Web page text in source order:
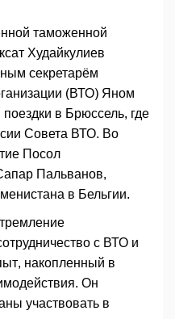
таможенной
Худайкулиев
секретарём
(ВТО) Яном
в Брюссель, где
Совета ВТО. Во
Посол
Пальванов,
в Бельгии.
с ВТО и
накопленный в
Он
участвовать в